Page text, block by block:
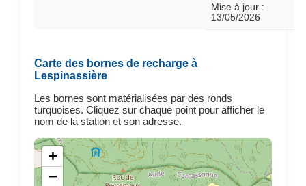
Mise à jour :
13/05/2026
Carte des bornes de recharge à
Lespinassière
Les bornes sont matérialisées par des ronds
turquoises. Cliquez sur chaque point pour afficher le
nom de la station et son adresse.
+
−